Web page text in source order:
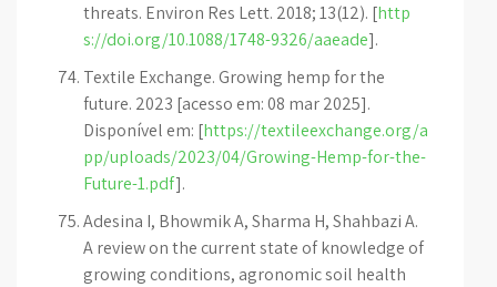
threats. Environ Res Lett. 2018; 13(12). [http
s://doi.org/10.1088/1748-9326/aaeade].
Textile Exchange. Growing hemp for the
future. 2023 [acesso em: 08 mar 2025].
Disponível em: [https://textileexchange.org/a
pp/uploads/2023/04/Growing-Hemp-for-the-
Future-1.pdf].
Adesina I, Bhowmik A, Sharma H, Shahbazi A.
A review on the current state of knowledge of
growing conditions, agronomic soil health